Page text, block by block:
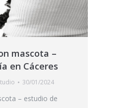
mascota –
en Cáceres
30/01/2024
– estudio de